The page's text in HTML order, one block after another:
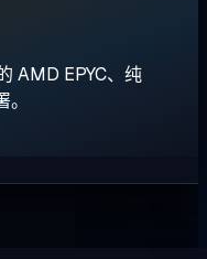
AMD EPYC、纯